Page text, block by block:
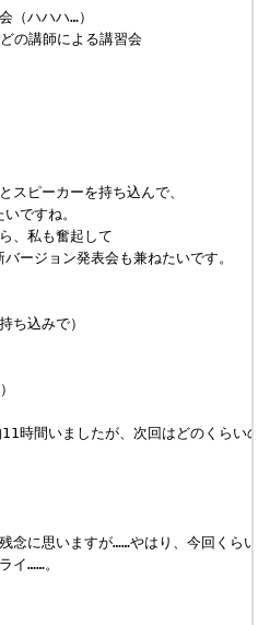
（ハハハ…）
の講師による講習会
スピーカーを持ち込んで、
ですね。
、私も奮起して
ージョン発表会も兼ねたいです。
ち込みで）
時間いましたが、次回はどのくらい
念に思いますが……やはり、今回くら
イ……。